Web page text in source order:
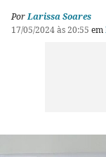
PorLarissa Soares
17/05/2024 às 20:55 em